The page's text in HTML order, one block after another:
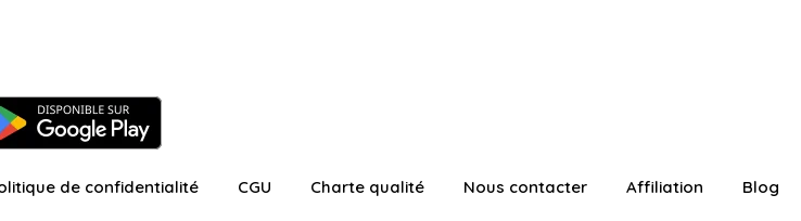
de confidentialité CGU Charte qualité Nous contacter Affiliation Blog